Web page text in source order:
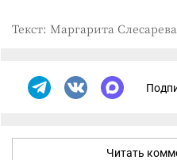
Текст: Маргарита Слесарева
Читать